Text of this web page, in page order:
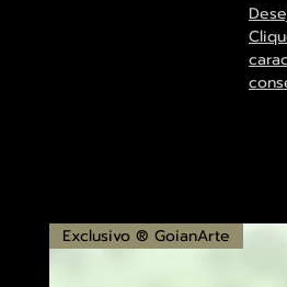
Exclusivo ® GoianArte